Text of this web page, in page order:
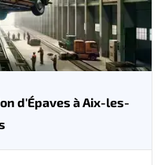
d'Épaves à Aix-les-